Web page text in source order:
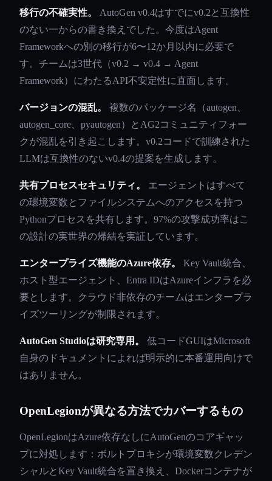
移行の不確実性。
AutoGen v0.4はすでにv0.2と互換性
のない一からの書き換えでした。今度はAgent
Frameworkへの別の移行が6〜12か月以内に必要で
す。チームは3世代（v0.2 → v0.4 → Agent
Framework）にわたるAPI不安定性に直面します。
バージョンの混乱。
複数のパッケージ名（autogen、
autogen_core、pyautogen）とAG2コミュニティフォー
クが混乱を引き起こします。v0.2コードで訓練された
LLMは互換性のないv0.4の提案を生成します。
共有プロセスセキュリティ。
エージェントはすべて
の環境変数とファイルシステムへのアクセスを持つ
Pythonプロセスを共有します。97%の攻撃成功率はこ
の設計の実世界の帰結を実証しています。
エンタープライズ機能のAzure依存。
Key Vault統合、
ホスト型エージェント、Entra IDはAzureインフラを必
要とします。クラウド非依存のチームはエンタープラ
イズツーリングが制限されます。
AutoGen Studioは研究専用。
低コードGUIはMicrosoft
自身のドキュメントによれば明示的に本番運用向けで
はありません。
OpenLegionが異なる方法でカバーするもの
OpenLegionはAzure依存なしにAutoGenのコアギャッ
プに対処します：ボルトプロキシが環境変数クレデン
シャルとKey Vault統合を置き換え、Dockerコンテナが